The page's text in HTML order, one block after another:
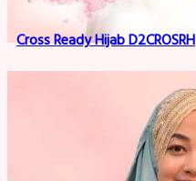
Cross Ready Hijab D2CROSRH